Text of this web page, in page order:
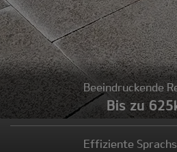
Beeindruckende
Bis zu
Effiziente